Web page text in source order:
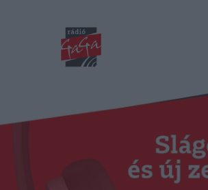
RÁDIÓ GAGA
Műsorok
Duma Duba
Podcast és videók